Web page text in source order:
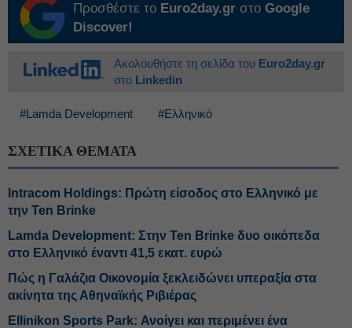
Προσθέστε το Euro2day.gr στο Google
Discover!
Ακολουθήστε τη σελίδα του Euro2day.gr
στο Linkedin
#Lamda Development #Ελληνικό
ΣΧΕΤΙΚΑ ΘΕΜΑΤΑ
Intracom Holdings: Πρώτη είσοδος στο Ελληνικό με
την Ten Brinke
Lamda Development: Στην Ten Brinke δυο οικόπεδα
στο Ελληνικό έναντι 41,5 εκατ. ευρώ
Πώς η Γαλάζια Οικονομία ξεκλειδώνει υπεραξία στα
ακίνητα της Αθηναϊκής Ριβιέρας
Ellinikon Sports Park: Ανοίγει και περιμένει ένα